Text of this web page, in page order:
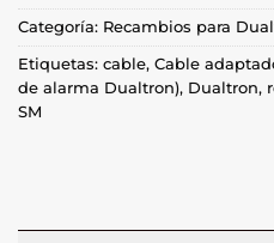
Categoría: Recambios para
Etiquetas: cable, Cable
de alarma Dualtron), Dualtron,
SM